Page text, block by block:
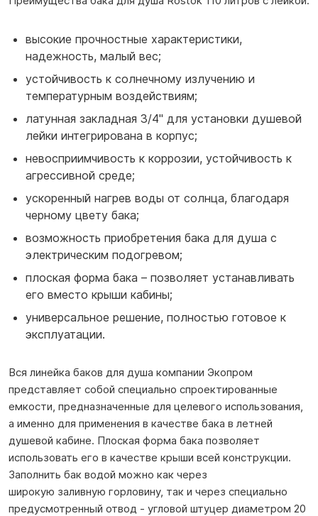
высокие прочностные характеристики,
надежность, малый вес;
устойчивость к солнечному излучению и
температурным воздействиям;
латунная закладная 3/4" для установки душевой
лейки интегрирована в корпус;
невосприимчивость к коррозии, устойчивость к
агрессивной среде;
ускоренный нагрев воды от солнца, благодаря
черному цвету бака;
возможность приобретения бака для душа с
электрическим подогревом;
плоская форма бака – позволяет устанавливать
его вместо крыши кабины;
универсальное решение, полностью готовое к
эксплуатации.
Вся линейка баков для душа компании Экопром
представляет собой специально спроектированные
емкости, предназначенные для целевого использования,
а именно для применения в качестве бака в летней
душевой кабине. Плоская форма бака позволяет
использовать его в качестве крыши всей конструкции.
Заполнить бак водой можно как через
широкую заливную горловину, так и через специально
предусмотренный отвод - угловой штуцер диаметром 20